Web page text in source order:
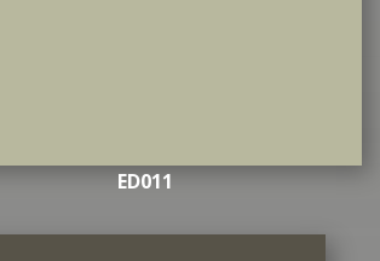
ED011